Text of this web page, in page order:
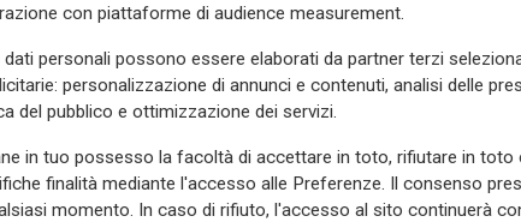
difensiva del Grifone
scappa via sulla trequarti, si
Pandev e lascia partire un tiro
cross teso di Molina dalla
Zapata e Perin è battuto
con piattaforme di audience measurement.
dati personali possono essere elaborati da partner terzi
personalizzazione di annunci e contenuti, analisi delle
del pubblico e ottimizzazione dei servizi.
in tuo possesso la facoltà di accettare in toto, rifiutare in toto
finalità mediante l'accesso alle Preferenze. Il consenso
momento. In caso di rifiuto, l'accesso al sito continuerà